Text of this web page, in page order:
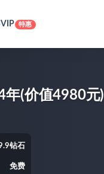
特惠
年(价值4980元)
钻石
免费